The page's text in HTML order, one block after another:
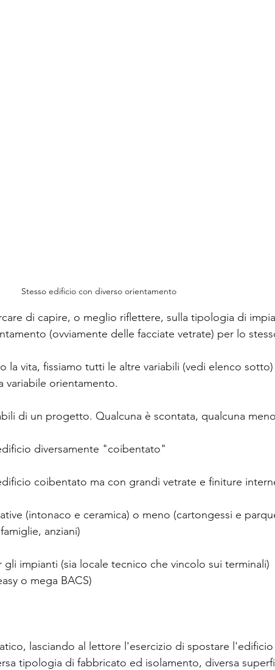
Stesso edificio con diverso orientamento
di capire, o meglio riflettere, sulla tipologia di
(ovviamente delle facciate vetrate) per lo
la vita, fissiamo tutti le altre variabili (vedi elenco sotto)
variabile orientamento.
di un progetto. Qualcuna è scontata, qualcuna
diversamente "coibentato"
coibentato ma con grandi vetrate e finiture
(intonaco e ceramica) o meno (cartongessi e
anziani)
gli impianti (sia locale tecnico che vincolo sui terminali)
o mega BACS)
lasciando al lettore l'esercizio di spostare l'edificio
tipologia di fabbricato ed isolamento, diversa